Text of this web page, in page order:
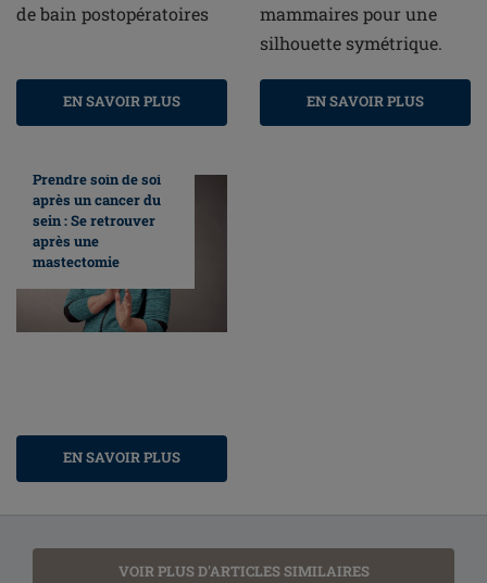
de bain postopératoires
EN SAVOIR PLUS
mammaires pour une
silhouette symétrique.
EN SAVOIR PLUS
Prendre soin de soi
après un cancer du
sein : Se retrouver
après une
mastectomie
EN SAVOIR PLUS
VOIR PLUS D'ARTICLES SIMILAIRES